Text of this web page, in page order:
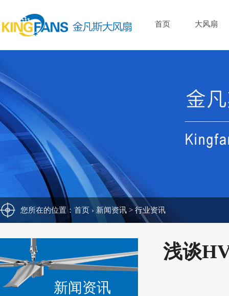
首页 大风扇
您所在的位置： 首页 › 新闻资讯 > 行业资讯
新闻资讯
浅谈